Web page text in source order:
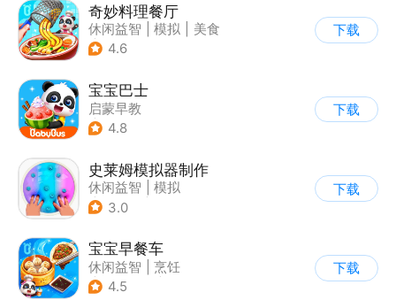
奇妙料理餐厅
休闲益智 模拟
美食
| 宝宝巴士
4.6
下载
宝宝巴士
启蒙早教
| 儿童益智游戏
4.8
下载
史莱姆模拟器制作
休闲益智
模拟
| 史莱姆
3.0
下载
宝宝早餐车
休闲益智
烹饪
| 宝宝巴士
4.5
下载